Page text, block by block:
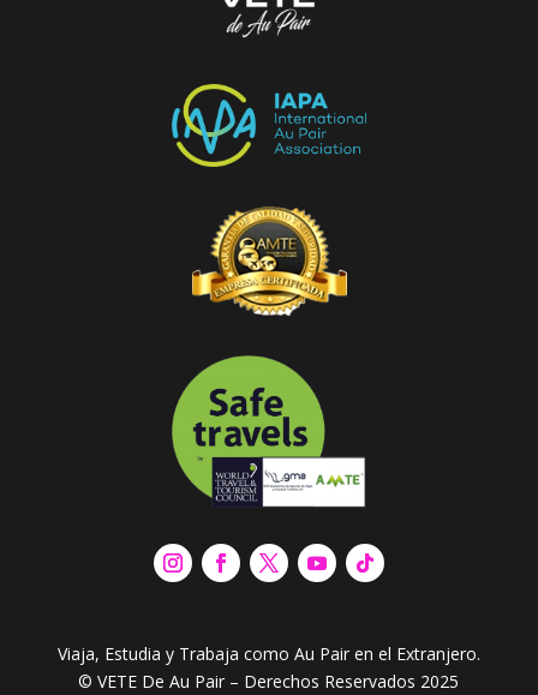
Viaja, Estudia y Trabaja como Au Pair en el Extranjero.
© VETE De Au Pair – Derechos Reservados 2025